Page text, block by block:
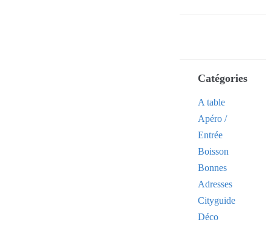
Catégories
A table
Apéro /
Entrée
Boisson
Bonnes
Adresses
Cityguide
Déco